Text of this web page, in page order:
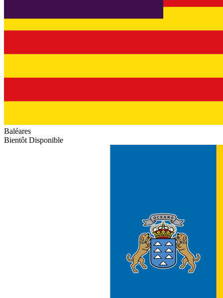
Baléares
Bientôt Disponible